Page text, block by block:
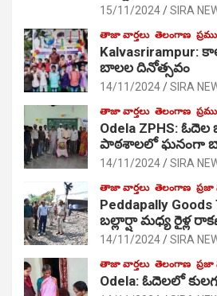
15/11/2024 SIRA
తాజా వార్తలు తెలంగాణ
Kalvasrirampur:
బాలల దినోత్సవం
14/11/2024 SIRA
తాజా వార్తలు తెలంగాణ
Odela ZPHS:
పాఠ‌శాల‌లో ఘనంగా
14/11/2024 SIRA
తాజా వార్తలు తెలంగాణ ప్రజా
Peddapally
బల్లార్షా మధ్య రైళ్ల
14/11/2024 SIRA
తాజా వార్తలు తెలంగాణ ప్రజా
Odela: ఓదెలలో